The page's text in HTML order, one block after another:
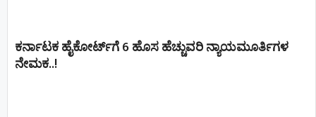
ಕರ್ನಾಟಕ ಹೈಕೋರ್ಟ್‌ಗೆ 6 ಹೊಸ ಹೆಚ್ಚುವರಿ ನ್ಯಾಯಮೂರ್ತಿಗಳ
ನೇಮಕ..!